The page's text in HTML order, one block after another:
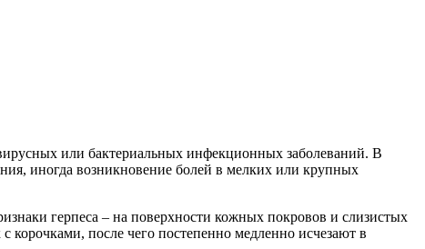
или бактериальных инфекционных заболеваний. В
иногда возникновение болей в мелких или крупных
герпеса – на поверхности кожных покровов и слизистых
после чего постепенно медленно исчезают в